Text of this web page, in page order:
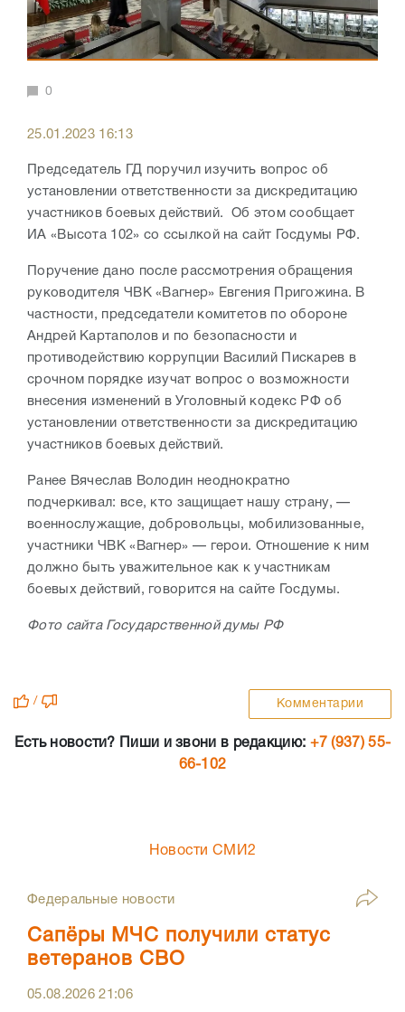
0
25.01.2023 16:13
Председатель ГД поручил изучить вопрос об
установлении ответственности за дискредитацию
участников боевых действий. Об этом сообщает
ИА «Высота 102» со ссылкой на сайт Госдумы РФ.
Поручение дано после рассмотрения обращения
руководителя ЧВК «Вагнер» Евгения Пригожина. В
частности, председатели комитетов по обороне
Андрей Картаполов и по безопасности и
противодействию коррупции Василий Пискарев в
срочном порядке изучат вопрос о возможности
внесения изменений в Уголовный кодекс РФ об
установлении ответственности за дискредитацию
участников боевых действий.
Ранее Вячеслав Володин неоднократно
подчеркивал: все, кто защищает нашу страну, —
военнослужащие, добровольцы, мобилизованные,
участники ЧВК «Вагнер» — герои. Отношение к ним
должно быть уважительное как к участникам
боевых действий, говорится на сайте Госдумы.
Фото сайта Государственной думы РФ
/ Комментарии
Есть новости? Пиши и звони в редакцию: +7 (937) 55-
66-102
Новости СМИ2
Федеральные новости
Сапёры МЧС получили статус
ветеранов СВО
05.08.202621:06